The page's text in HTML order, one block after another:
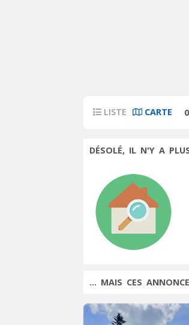
LISTE CARTE 0
DÉSOLÉ, IL N'Y A
... MAIS CES